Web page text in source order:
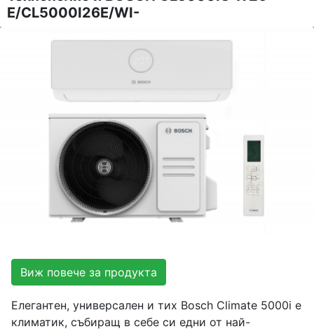
E/CL5000I26E/WI-
Виж повече за продукта
Елегантен, универсален и тих Bosch Climate 5000i е
климатик, събиращ в себе си едни от най-